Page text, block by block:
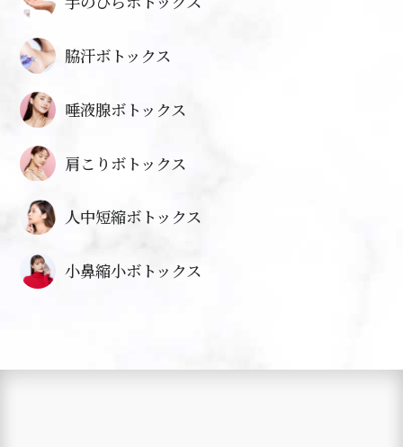
脇汗ボトックス
唾液腺ボトックス
肩こりボトックス
人中短縮ボトックス
小鼻縮小ボトックス